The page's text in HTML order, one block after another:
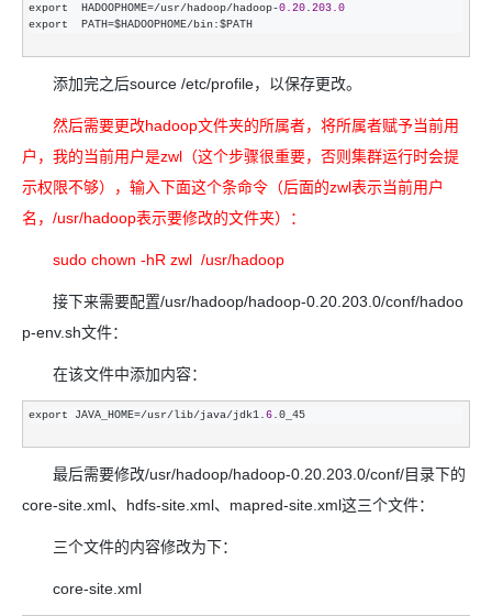
export  HADOOPHOME=/usr/hadoop/hadoop-0.20.203.0
export  PATH=$HADOOPHOME/bin:$PATH
添加完之后source /etc/profile，以保存更改。
然后需要更改hadoop文件夹的所属者，将所属者赋予当前用
户，我的当前用户是zwl（这个步骤很重要，否则集群运行时会提
示权限不够），输入下面这个条命令（后面的zwl表示当前用户
名，/usr/hadoop表示要修改的文件夹）：
sudo chown -hR zwl /usr/hadoop
接下来需要配置/usr/hadoop/hadoop-0.20.203.0/conf/hadoo
p-env.sh文件：
在该文件中添加内容：
export JAVA_HOME=/usr/lib/java/jdk1.6.0_45
最后需要修改/usr/hadoop/hadoop-0.20.203.0/conf/目录下的
core-site.xml、hdfs-site.xml、mapred-site.xml这三个文件：
三个文件的内容修改为下：
core-site.xml